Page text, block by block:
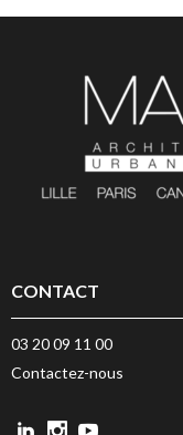
CONTACT
03 20 09 11 00
Contactez-nous